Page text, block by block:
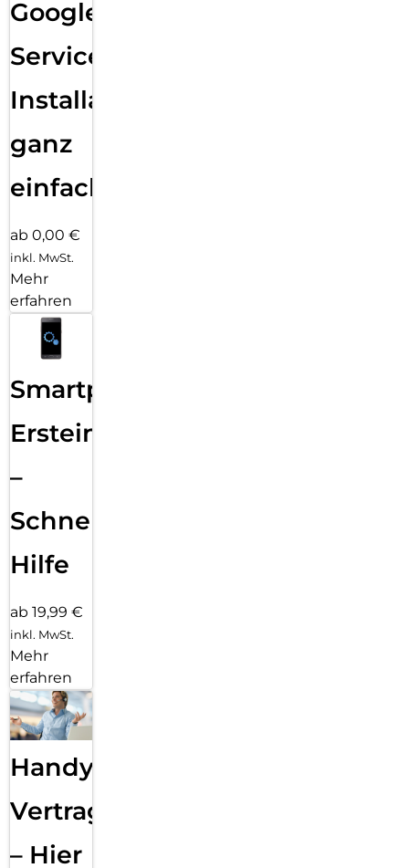
Google
Services
Installation
ganz
einfach
ab 0,00 €
inkl. MwSt.
Mehr
erfahren
Smartphone
Ersteinrichtung
–
Schnelle
Hilfe
ab 19,99 €
inkl. MwSt.
Mehr
erfahren
Handy
Vertragsabwicklung
– Hier